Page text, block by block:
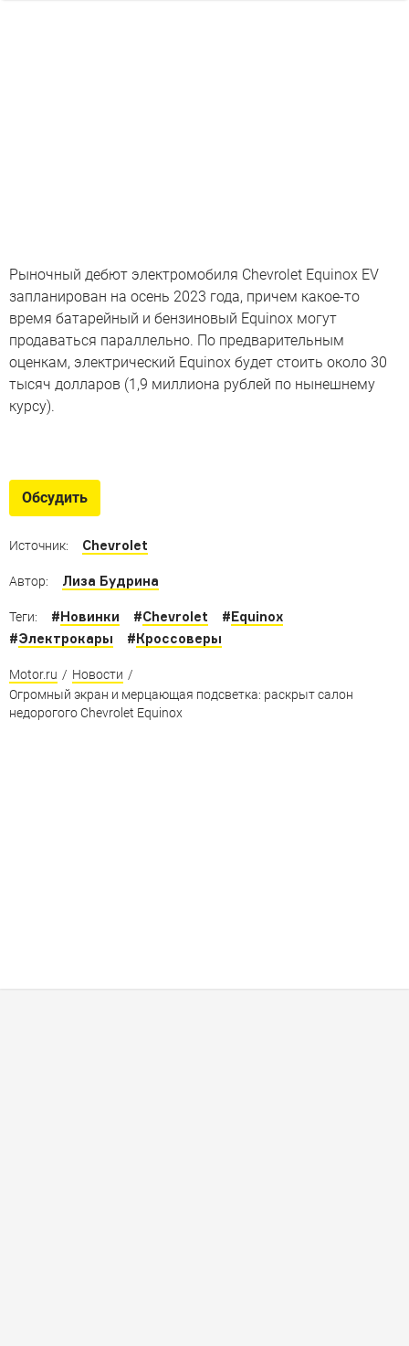
Рыночный дебют электромобиля Chevrolet Equinox EV
запланирован на осень 2023 года, причем какое-то
время батарейный и бензиновый Equinox могут
продаваться параллельно. По предварительным
оценкам, электрический Equinox будет стоить около 30
тысяч долларов (1,9 миллиона рублей по нынешнему
курсу).
Присматриваемся к конкурентам нового американо-
Обсудить
Источник: Chevrolet
Автор: Лиза Будрина
Теги: #Новинки #Chevrolet #Equinox
#Электрокары #Кроссоверы
Motor.ru / Новости /
Огромный экран и мерцающая подсветка: раскрыт салон
недорогого Chevrolet Equinox